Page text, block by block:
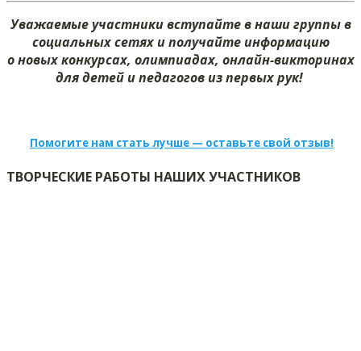
Уважаемые участники вступайте в наши группы в
социальных сетях и получайте информацию
о новых конкурсах, олимпиадах, онлайн-викторинах
для детей и педагогов из первых рук!
Помогите нам стать лучше — оставьте свой отзыв!
ТВОРЧЕСКИЕ РАБОТЫ НАШИХ УЧАСТНИКОВ